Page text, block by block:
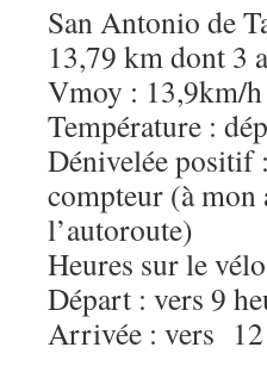
San Antonio de
13,79 km dont 3
Vmoy : 13,9km/
Température :
Dénivelée positif
compteur (à mon
l’autoroute)
Heures sur le
Départ : vers 9
Arrivée : vers 12